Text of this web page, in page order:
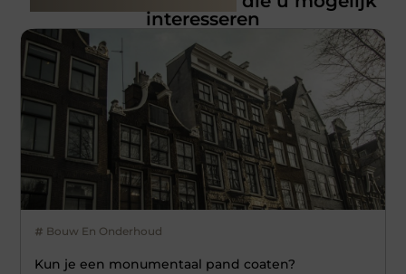
interesseren
Bouw En Onderhoud
Kun je een monumentaal pand coaten?